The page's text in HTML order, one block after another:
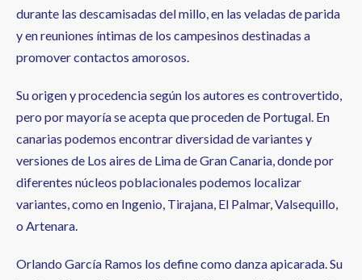
durante las descamisadas del millo, en las veladas de parida
y en reuniones íntimas de los campesinos destinadas a
promover contactos amorosos.
Su origen y procedencia según los autores es controvertido,
pero por mayoría se acepta que proceden de Portugal. En
canarias podemos encontrar diversidad de variantes y
versiones de Los aires de Lima de Gran Canaria, donde por
diferentes núcleos poblacionales podemos localizar
variantes, como en Ingenio, Tirajana, El Palmar, Valsequillo,
o Artenara.
Orlando García Ramos los define como danza apicarada. Su